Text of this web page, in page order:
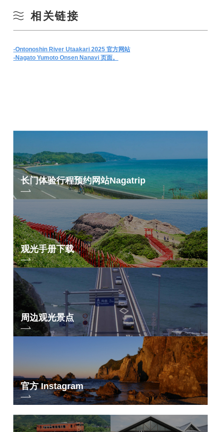
相关链接
-Ontonoshin River Utaakari 2025 官方网站
-Nagato Yumoto Onsen Nanavi 页面。
长门体验行程预约网站Nagatrip
观光手册下载
周边观光景点
官方 Instagram